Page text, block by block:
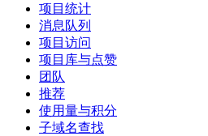
项目统计
消息队列
项目访问
项目库与点赞
团队
推荐
使用量与积分
子域名查找